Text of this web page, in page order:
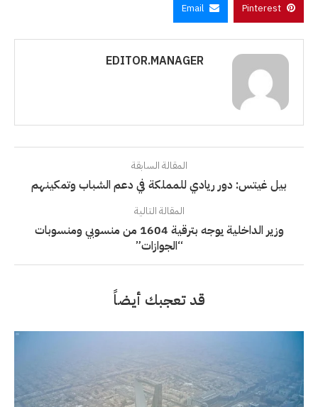
Pinterest
Email
EDITOR.MANAGER
المقالة السابقة
بيل غيتس: دور ريادي للمملكة في دعم الشباب وتمكينهم
المقالة التالية
وزير الداخلية يوجه بترقية 1604 من منسوبي ومنسوبات
“الجوازات”
قد تعجبك أيضاً